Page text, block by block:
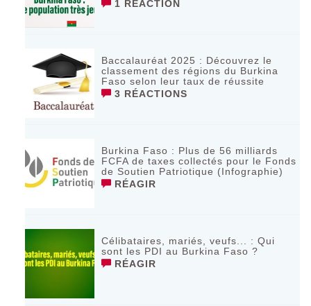
1 RÉACTION
Baccalauréat 2025 : Découvrez le
classement des régions du Burkina
Faso selon leur taux de réussite
3 RÉACTIONS
Burkina Faso : Plus de 56 milliards
FCFA de taxes collectés pour le Fonds
de Soutien Patriotique (Infographie)
RÉAGIR
Célibataires, mariés, veufs... : Qui
sont les PDI au Burkina Faso ?
RÉAGIR